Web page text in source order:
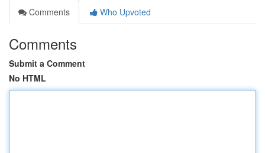
Comments
Who Upvoted
Comments
Submit a Comment
No HTML